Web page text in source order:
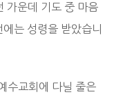
가운데 기도 중 마음
는 성령을 받았습니
수교회에 다닐 줄은